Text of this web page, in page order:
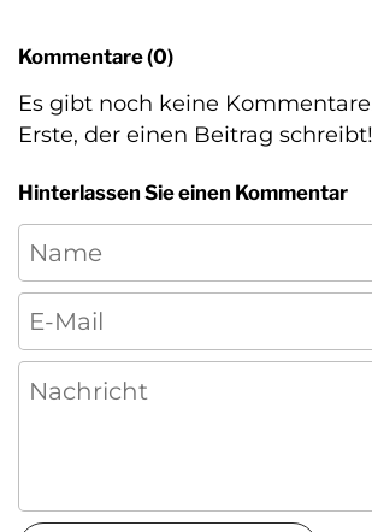
Kommentare (0)
Es gibt noch keine
Erste, der einen Beitrag schreibt!
Hinterlassen Sie einen Kommentar
Name
E-Mail
Nachricht